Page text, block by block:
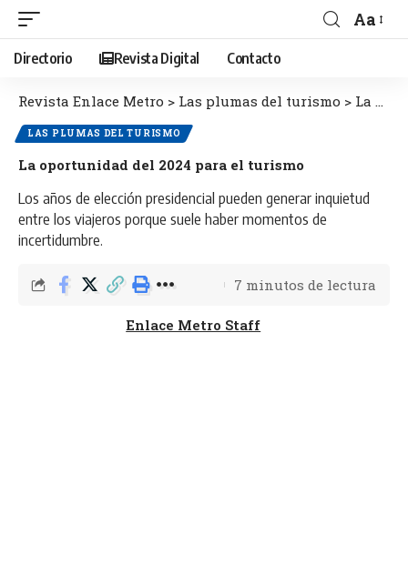
Aa
Directorio Revista Digital Contacto
Revista Enlace Metro > Las plumas del turismo > La oportunidad del 2024 para el turismo
LAS PLUMAS DEL TURISMO
La oportunidad del 2024 para el turismo
Los años de elección presidencial pueden generar inquietud
entre los viajeros porque suele haber momentos de
incertidumbre.
Enlace Metro Staff
7 minutos de lectura